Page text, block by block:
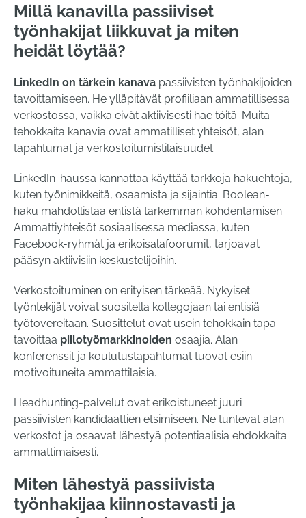
Millä kanavilla passiiviset
työnhakijat liikkuvat ja miten
heidät löytää?
LinkedIn on tärkein kanava passiivisten työnhakijoiden
tavoittamiseen. He ylläpitävät profiiliaan ammatillisessa
verkostossa, vaikka eivät aktiivisesti hae töitä. Muita
tehokkaita kanavia ovat ammatilliset yhteisöt, alan
tapahtumat ja verkostoitumistilaisuudet.
LinkedIn-haussa kannattaa käyttää tarkkoja hakuehtoja,
kuten työnimikkeitä, osaamista ja sijaintia. Boolean-
haku mahdollistaa entistä tarkemman kohdentamisen.
Ammattiyhteisöt sosiaalisessa mediassa, kuten
Facebook-ryhmät ja erikoisalafoorumit, tarjoavat
pääsyn aktiivisiin keskustelijoihin.
Verkostoituminen on erityisen tärkeää. Nykyiset
työntekijät voivat suositella kollegojaan tai entisiä
työtovereitaan. Suosittelut ovat usein tehokkain tapa
tavoittaa piilotyömarkkinoiden osaajia. Alan
konferenssit ja koulutustapahtumat tuovat esiin
motivoituneita ammattilaisia.
Headhunting-palvelut ovat erikoistuneet juuri
passiivisten kandidaattien etsimiseen. Ne tuntevat alan
verkostot ja osaavat lähestyä potentiaalisia ehdokkaita
ammattimaisesti.
Miten lähestyä passiivista
työnhakijaa kiinnostavasti ja